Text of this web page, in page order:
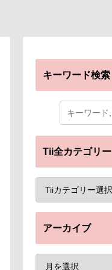
キーワード検索
Tii全カテゴリー
アーカイブ